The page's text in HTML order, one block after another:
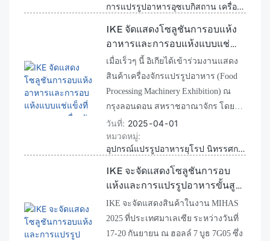
อเนกประสงค์รุ่นนี้ออกแบบมาสำหรับ
เครื่องแปรรูปอาหารขนาดเล็กและ
แบบทดลอง ช่วยตอบโจทย์ความ
ท้าทายในท้องถิ่นในด้านประสิทธิภาพ
การใช้พลังงาน คุณภาพผลิตภัณฑ์ และ
การแปรรูปอาหารอุซเบกิสถาน เครื่องอบผ้าแบบปั๊มความร้อน เครื่องอบผ้าแบบตู้
IKE จัดแสดงโซลูชันการอบแห้ง
อาหารและการอบแห้งแบบแช่
แข็งที่งานแสดงเครื่องจักรแปรรูป
อาหารลอนดอน
เมื่อเร็วๆ นี้ อิเกียได้เข้าร่วมงานแสดง
สินค้าเครื่องจักรแปรรูปอาหาร (Food
Processing Machinery Exhibition) ณ
กรุงลอนดอน สหราชอาณาจักร โดยนำ
เสนอนวัตกรรมเครื่องอบแห้งอาหาร
และเครื่องทำแห้งแบบแช่แข็ง
ผลิตภัณฑ์เด่นประกอบด้วยเครื่องอบ
แห้งแบบปั๊มความร้อนสำหรับตู้ WRH-
100T และเครื่องทำแห้งแบบแช่แข็ง
FVD-H6 ซึ่งออกแบบมาเพื่อมอบ
ประสิทธิภาพการประหยัดพลังงาน การ
วันที่ 2025 04 01
หมวดหมู่
อุปกรณ์แปรรูปอาหารยุโรป นิทรรศการลอนดอน เครื่องอบแห้งอาหาร
IKE จะจัดแสดงโซลูชันการอบ
แห้งและการแปรรูปอาหารขั้นสูง
ที่งาน MIHAS 2025 ในมาเลเซีย
IKE จะจัดแสดงสินค้าในงาน MIHAS
2025 ที่ประเทศมาเลเซีย ระหว่างวันที่
17-20 กันยายน ณ ฮอลล์ 7 บูธ 7G05 ซึ่ง